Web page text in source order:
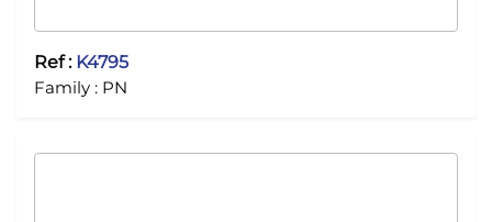
Ref : K4795
Family : PN